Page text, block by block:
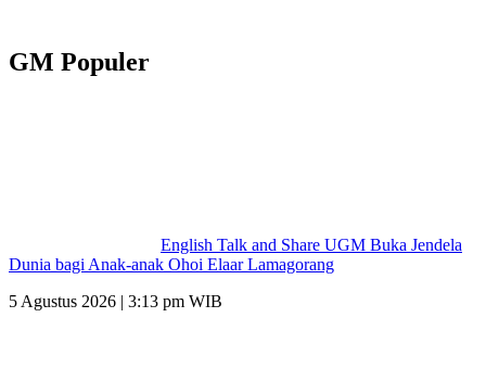
GM Populer
English Talk and Share UGM Buka Jendela
Dunia bagi Anak-anak Ohoi Elaar Lamagorang
5 Agustus 2026 | 3:13 pm WIB